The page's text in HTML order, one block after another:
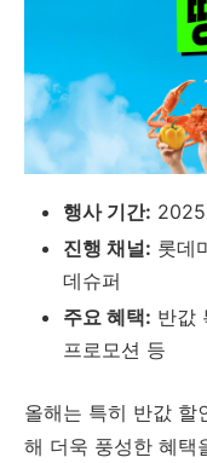
행사 기간:
진행 채널: 롯데
데슈퍼
주요 혜택: 반값
프로모션 등
올해는 특히 반값 할
해 더욱 풍성한 혜택